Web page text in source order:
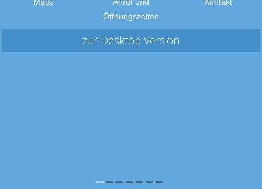
Öffnungszeiten
zur Desktop Version